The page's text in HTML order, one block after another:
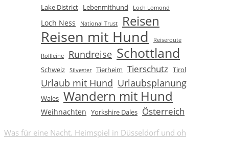
Lake District Lebenmithund Loch Lomond
Loch Ness National Trust Reisen
Reisen mit Hund Reiseroute
Rollleine Rundreise Schottland
Schweiz Silvester Tierheim Tierschutz Tirol
Urlaub mit Hund Urlaubsplanung
Wales Wandern mit Hund
Weihnachten Yorkshire Dales Österreich
Was für eine Nacht. Heimspiel in Düsseldorf und oh